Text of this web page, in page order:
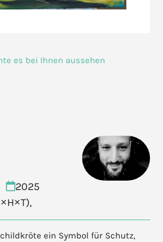
es bei Ihnen aussehen
2025
ein Symbol für Schutz,